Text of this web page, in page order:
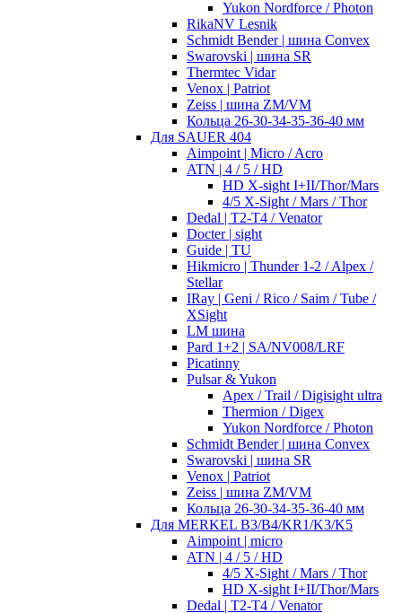
Yukon Nordforce / Photon
RikaNV Lesnik
Schmidt Bender | шина Convex
Swarovski | шина SR
Thermtec Vidar
Venox | Patriot
Zeiss | шина ZM/VM
Кольца 26-30-34-35-36-40 мм
Для SAUER 404
Aimpoint | Micro / Acro
ATN | 4 / 5 / HD
HD X-sight I+II/Thor/Mars
4/5 X-Sight / Mars / Thor
Dedal | T2-T4 / Venator
Docter | sight
Guide | TU
Hikmicro | Thunder 1-2 / Alpex /
Stellar
IRay | Geni / Rico / Saim / Tube /
XSight
LM шина
Pard 1+2 | SA/NV008/LRF
Picatinny
Pulsar & Yukon
Apex / Trail / Digisight ultra
Thermion / Digex
Yukon Nordforce / Photon
Schmidt Bender | шина Convex
Swarovski | шина SR
Venox | Patriot
Zeiss | шина ZM/VM
Кольца 26-30-34-35-36-40 мм
Для MERKEL B3/B4/KR1/K3/K5
Aimpoint | micro
ATN | 4 / 5 / HD
4/5 X-Sight / Mars / Thor
HD X-sight I+II/Thor/Mars
Dedal | T2-T4 / Venator